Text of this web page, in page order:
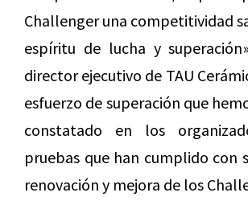
Challenger una competitividad
espíritu de lucha y
director ejecutivo de TAU
esfuerzo de superación que
constatado en los
pruebas que han cumplido con
renovación y mejora de los